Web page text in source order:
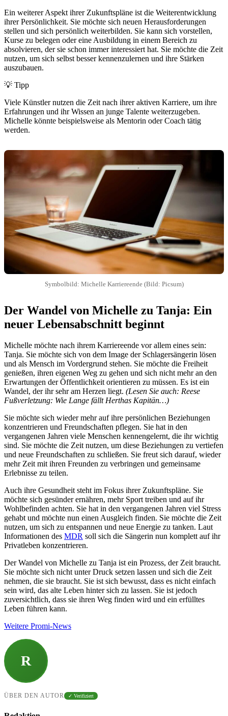
Ein weiterer Aspekt ihrer Zukunftspläne ist die Weiterentwicklung
ihrer Persönlichkeit. Sie möchte sich neuen Herausforderungen
stellen und sich persönlich weiterbilden. Sie kann sich vorstellen,
Kurse zu belegen oder eine Ausbildung in einem Bereich zu
absolvieren, der sie schon immer interessiert hat. Sie möchte die Zeit
nutzen, um sich selbst besser kennenzulernen und ihre Stärken
auszubauen.
💡 Tipp
Viele Künstler nutzen die Zeit nach ihrer aktiven Karriere, um ihre
Erfahrungen und ihr Wissen an junge Talente weiterzugeben.
Michelle könnte beispielsweise als Mentorin oder Coach tätig
werden.
Symbolbild: Michelle Karriereende (Bild: Picsum)
Der Wandel von Michelle zu Tanja: Ein
neuer Lebensabschnitt beginnt
Michelle möchte nach ihrem Karriereende vor allem eines sein:
Tanja. Sie möchte sich von dem Image der Schlagersängerin lösen
und als Mensch im Vordergrund stehen. Sie möchte die Freiheit
genießen, ihren eigenen Weg zu gehen und sich nicht mehr an den
Erwartungen der Öffentlichkeit orientieren zu müssen. Es ist ein
Wandel, der ihr sehr am Herzen liegt. (Lesen Sie auch: Reese
Fußverletzung: Wie Lange fällt Herthas Kapitän…)
Sie möchte sich wieder mehr auf ihre persönlichen Beziehungen
konzentrieren und Freundschaften pflegen. Sie hat in den
vergangenen Jahren viele Menschen kennengelernt, die ihr wichtig
sind. Sie möchte die Zeit nutzen, um diese Beziehungen zu vertiefen
und neue Freundschaften zu schließen. Sie freut sich darauf, wieder
mehr Zeit mit ihren Freunden zu verbringen und gemeinsame
Erlebnisse zu teilen.
Auch ihre Gesundheit steht im Fokus ihrer Zukunftspläne. Sie
möchte sich gesünder ernähren, mehr Sport treiben und auf ihr
Wohlbefinden achten. Sie hat in den vergangenen Jahren viel Stress
gehabt und möchte nun einen Ausgleich finden. Sie möchte die Zeit
nutzen, um sich zu entspannen und neue Energie zu tanken. Laut
Informationen des MDR soll sich die Sängerin nun komplett auf ihr
Privatleben konzentrieren.
Der Wandel von Michelle zu Tanja ist ein Prozess, der Zeit braucht.
Sie möchte sich nicht unter Druck setzen lassen und sich die Zeit
nehmen, die sie braucht. Sie ist sich bewusst, dass es nicht einfach
sein wird, das alte Leben hinter sich zu lassen. Sie ist jedoch
zuversichtlich, dass sie ihren Weg finden wird und ein erfülltes
Leben führen kann.
Weitere Promi-News
R
ÜBER DEN AUTOR ✓ Verifiziert